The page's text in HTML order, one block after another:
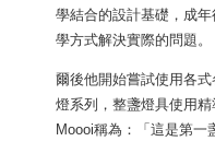
學結合的設計基礎，成
學方式解決實際的問題。
爾後他開始嘗試使用各
燈系列，整盞燈具使用
Moooi稱為：「這是第一